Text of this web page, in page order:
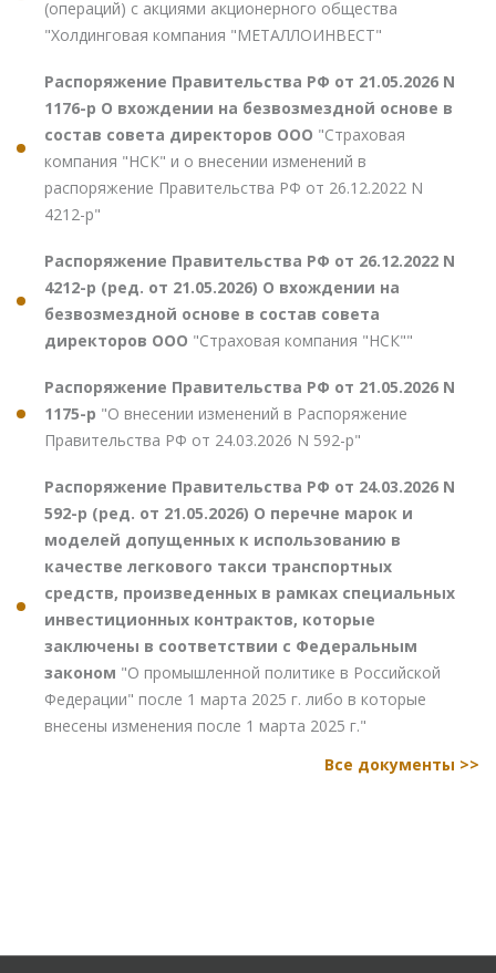
(операций) с акциями акционерного общества
"Холдинговая компания "МЕТАЛЛОИНВЕСТ"
Распоряжение Правительства РФ от 21.05.2026 N
1176-р О вхождении на безвозмездной основе в
состав совета директоров ООО "Страховая
компания "НСК" и о внесении изменений в
распоряжение Правительства РФ от 26.12.2022 N
4212-р"
Распоряжение Правительства РФ от 26.12.2022 N
4212-р (ред. от 21.05.2026) О вхождении на
безвозмездной основе в состав совета
директоров ООО "Страховая компания "НСК""
Распоряжение Правительства РФ от 21.05.2026 N
1175-р "О внесении изменений в Распоряжение
Правительства РФ от 24.03.2026 N 592-р"
Распоряжение Правительства РФ от 24.03.2026 N
592-р (ред. от 21.05.2026) О перечне марок и
моделей допущенных к использованию в
качестве легкового такси транспортных
средств, произведенных в рамках специальных
инвестиционных контрактов, которые
заключены в соответствии с Федеральным
законом "О промышленной политике в Российской
Федерации" после 1 марта 2025 г. либо в которые
внесены изменения после 1 марта 2025 г."
Все документы >>